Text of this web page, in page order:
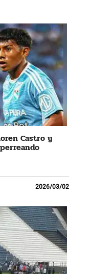
Castro y
2026/03/02